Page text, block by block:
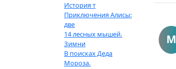
История т
Приключения Алисы:
две
14 лесных мышей.
Зимни
В поисках Деда
Мороза.
M